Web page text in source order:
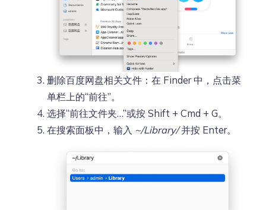
删除百度网盘相关文件：在 Finder 中，点击菜
单栏上的“前往”。
选择“前往文件夹…”或按 Shift + Cmd + G。
在搜索面板中，输入 ~/Library/并按 Enter。